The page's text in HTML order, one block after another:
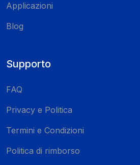
Applicazioni
Blog
Supporto
FAQ
Privacy e Politica
Termini e Condizioni
Politica di rimborso